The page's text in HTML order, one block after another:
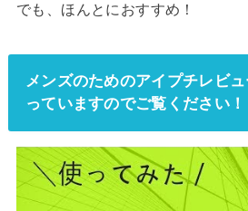
でも、ほんとにおすすめ！
メンズのためのアイプチレビ
っていますのでご覧ください！